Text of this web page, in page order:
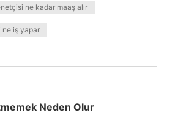
ne kadar maaş alır
ne iş yapar
Neden Olur